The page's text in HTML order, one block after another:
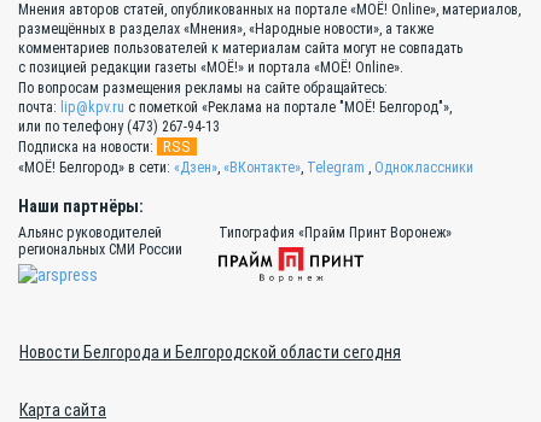
Мнения авторов статей, опубликованных на портале «МОЁ! Online», материалов,
размещённых в разделах «Мнения», «Народные новости», а также
комментариев пользователей к материалам сайта могут не совпадать
с позицией редакции газеты «МОЁ!» и портала «МОЁ! Online».
По вопросам размещения рекламы на сайте обращайтесь:
почта: lip@kpv.ru с пометкой «Реклама на портале "МОЁ! Белгород"»,
или по телефону (473) 267-94-13
Подписка на новости:
RSS
«МОЁ! Белгород» в сети: «Дзен», «ВКонтакте», Telegram , Одноклассники
Наши партнёры:
Альянс руководителей
региональных СМИ России
Типография «Прайм Принт Воронеж»
Новости Белгорода и Белгородской области сегодня
Карта сайта